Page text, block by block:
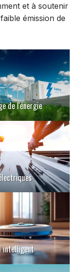
et à soutenir
émission de
de l'énergie
intelligent